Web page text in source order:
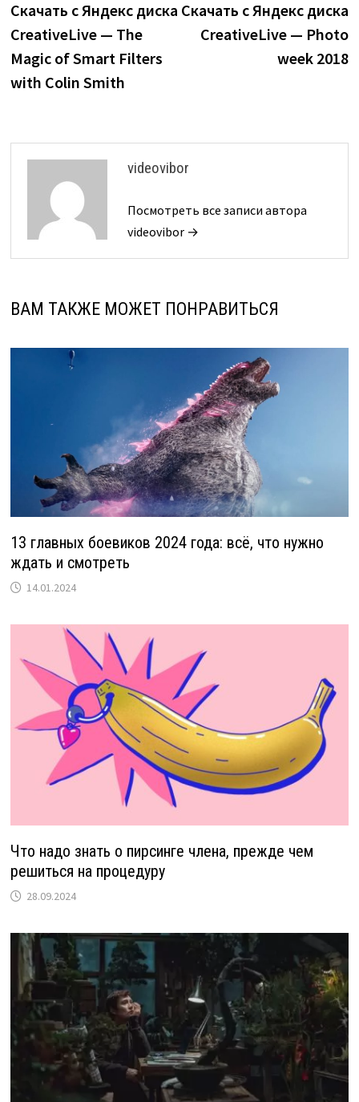
по
записям
запись:
Скачать с Яндекс диска
CreativeLive — The
Magic of Smart Filters
with Colin Smith
Скачать с Яндекс диска
CreativeLive — Photo
week 2018
videovibor
Посмотреть все записи автора
videovibor →
ВАМ ТАКЖЕ МОЖЕТ ПОНРАВИТЬСЯ
13 главных боевиков 2024 года: всё, что нужно
ждать и смотреть
14.01.2024
Что надо знать о пирсинге члена, прежде чем
решиться на процедуру
28.09.2024